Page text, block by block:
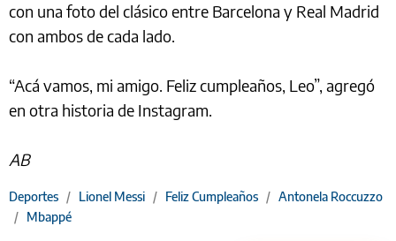
con una foto del clásico entre Barcelona y Real Madrid
con ambos de cada lado.
“Acá vamos, mi amigo. Feliz cumpleaños, Leo”, agregó
en otra historia de Instagram.
AB
Deportes / Lionel Messi / Feliz Cumpleaños / Antonela Roccuzzo
/ Mbappé